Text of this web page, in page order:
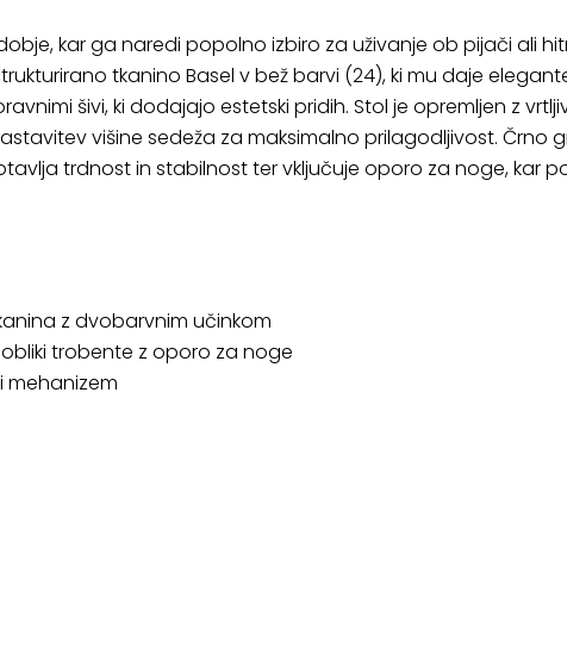
kar ga naredi popolno izbiro za uživanje ob pijači ali
tkanino Basel v bež barvi (24), ki mu daje
šivi, ki dodajajo estetski pridih. Stol je opremljen z
višine sedeža za maksimalno prilagodljivost. Črno
trdnost in stabilnost ter vključuje oporo za noge, kar
z dvobarvnim učinkom
trobente z oporo za noge
mehanizem